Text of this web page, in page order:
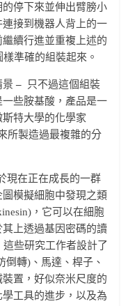
停下來並伸出臂膀小
接到機器人背上的一
續行進並重複上述的
準確的組裝起來。
景 –
只不過這個組裝
些胺基酸，產品是一
特大學的化學家
所製造過最複雜的分
現在正在成長的一群
模擬細胞中發現之類
，它可以在細胞
上透過基因密碼的讀
些研究工作者設計了
倒轉)、馬達、桿子、
置，好似奈米尺度的
工具的進步，以及為